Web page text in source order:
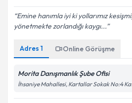
Emine hanımla iyi ki yollarımız
yönetmekte zorlandığı kaygı...
Adres 1 Online Görüşme
Morita Danışmanlık Şube Ofisi
İhsaniye Mahallesi, Kartallar Sokak No:4